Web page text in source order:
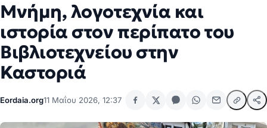
Μνήμη, λογοτεχνία και
ιστορία στον περίπατο του
Βιβλιοτεχνείου στην
Καστοριά
Eordaia.org11 Μαΐου 2026, 12:37